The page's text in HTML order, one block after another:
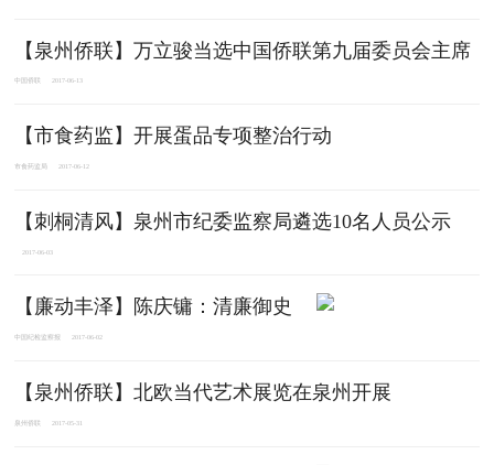
【泉州侨联】万立骏当选中国侨联第九届委员会主席
中国侨联 2017-06-13
【市食药监】开展蛋品专项整治行动
市食药监局 2017-06-12
【刺桐清风】泉州市纪委监察局遴选10名人员公示
2017-06-03
【廉动丰泽】陈庆镛：清廉御史
中国纪检监察报 2017-06-02
【泉州侨联】北欧当代艺术展览在泉州开展
泉州侨联 2017-05-31